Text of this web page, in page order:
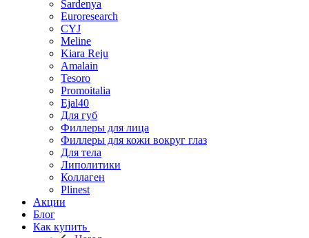
Sardenya
Euroresearch
CYJ
Meline
Kiara Reju
Amalain
Tesoro
Promoitalia
Ejal40
Для губ
Филлеры для лица
Филлеры для кожи вокруг глаз
Для тела
Липолитики
Коллаген
Plinest
Акции
Блог
Как купить